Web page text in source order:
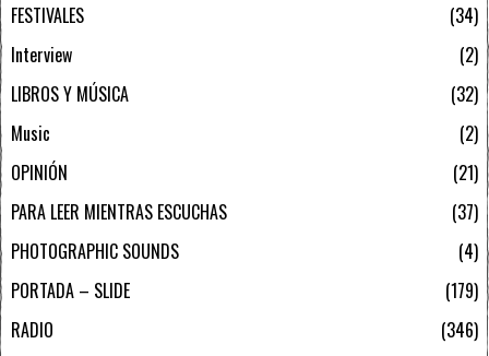
FESTIVALES
34
Interview
2
LIBROS Y MÚSICA
32
Music
2
OPINIÓN
21
PARA LEER MIENTRAS ESCUCHAS
37
PHOTOGRAPHIC SOUNDS
4
PORTADA – SLIDE
179
RADIO
346